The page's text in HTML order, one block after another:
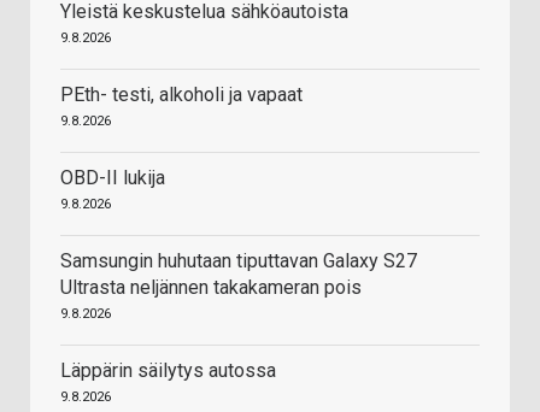
Yleistä keskustelua sähköautoista
9.8.2026
PEth- testi, alkoholi ja vapaat
9.8.2026
OBD-II lukija
9.8.2026
Samsungin huhutaan tiputtavan Galaxy S27
Ultrasta neljännen takakameran pois
9.8.2026
Läppärin säilytys autossa
9.8.2026